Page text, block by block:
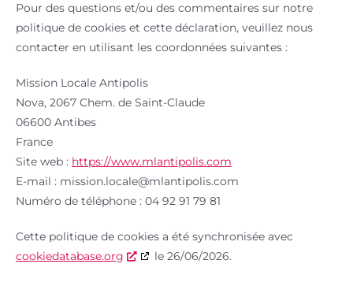
Pour des questions et/ou des commentaires sur notre
politique de cookies et cette déclaration, veuillez nous
contacter en utilisant les coordonnées suivantes :
Mission Locale Antipolis
Nova, 2067 Chem. de Saint-Claude
06600 Antibes
France
Site web : https://www.mlantipolis.com
E-mail : mission.locale@mlantipolis.com
Numéro de téléphone : 04 92 91 79 81
Cette politique de cookies a été synchronisée avec
cookiedatabase.org
le 26/06/2026.